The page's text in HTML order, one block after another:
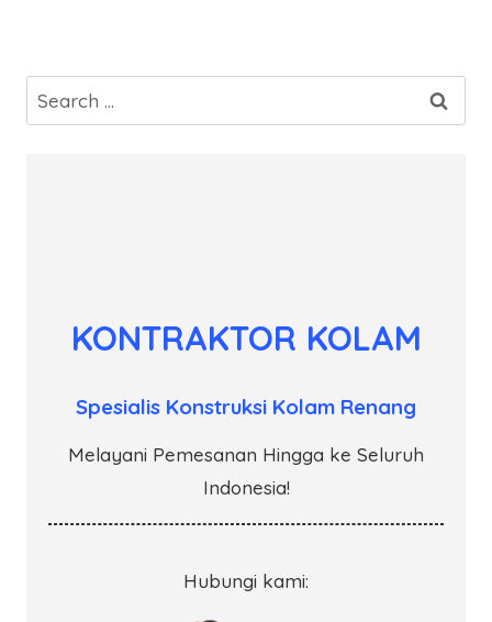
Search
for:
KONTRAKTOR KOLAM
Spesialis Konstruksi Kolam Renang
Melayani Pemesanan Hingga ke Seluruh
Indonesia!
Hubungi kami: